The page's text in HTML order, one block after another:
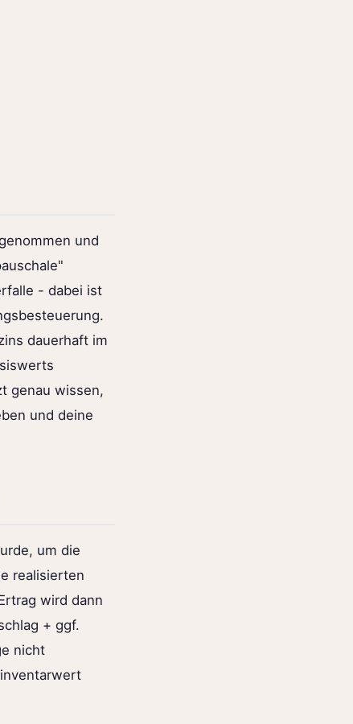
und
- dabei ist
dauerhaft im
genau wissen,
und deine
um die
realisierten
wird dann
+ ggf.
nicht